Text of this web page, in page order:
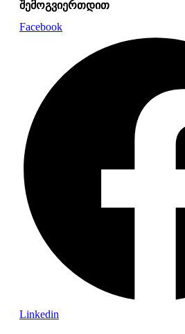
შემოგვიერთდით
Facebook
Linkedin